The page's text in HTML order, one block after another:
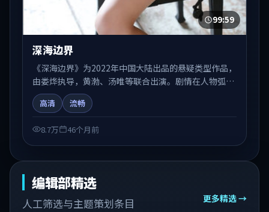
99:59
深海边界
《深海边界》为2022年中国大陆出品的悬疑类型作品，
由娄烨执导，黄渤、汤唯等联合出演。剧情在人物弧光
与节奏推进中展开，兼具叙事张力与视听质感。适合关
注国产在线观看、热播国产剧与院线佳片的观众收藏与
高清 流畅
8.7万 46个月前
编辑部精选
人工筛选与主题策划条目 更多精选 →